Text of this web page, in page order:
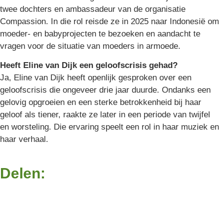
twee dochters en ambassadeur van de organisatie
Compassion. In die rol reisde ze in 2025 naar Indonesië om
moeder- en babyprojecten te bezoeken en aandacht te
vragen voor de situatie van moeders in armoede.
Heeft Eline van Dijk een geloofscrisis gehad?
Ja, Eline van Dijk heeft openlijk gesproken over een
geloofscrisis die ongeveer drie jaar duurde. Ondanks een
gelovig opgroeien en een sterke betrokkenheid bij haar
geloof als tiener, raakte ze later in een periode van twijfel
en worsteling. Die ervaring speelt een rol in haar muziek en
haar verhaal.
Delen: